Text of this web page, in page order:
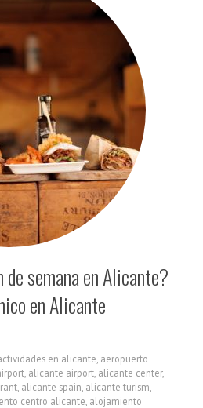
semana en Alicante?
en Alicante
en alicante aeropuerto
alicante airport alicante center,
alicante spain alicante turism
centro alicante alojamiento